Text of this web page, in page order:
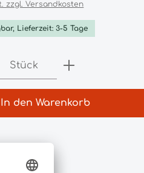
zzgl. Versandkosten
Lieferzeit: 3-5 Tage
Anzahl: Gib den
Stück
In den Warenkorb